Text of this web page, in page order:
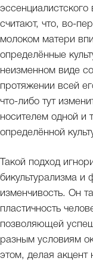
эссенциалистского
считают, что, во-
молоком матери
определённые
неизменном виде
протяжении всей
что-либо тут
носителем одной и
определённой
Такой подход
бикультурализма и
изменчивость. Он
пластичность
позволяющей
разным условиям
этом, делая акцент